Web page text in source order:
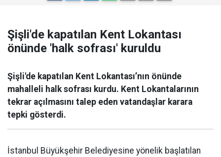
Şişli'de kapatılan Kent Lokantası
önünde 'halk sofrası' kuruldu
Şişli'de kapatılan Kent Lokantası’nın önünde
mahalleli halk sofrası kurdu. Kent Lokantalarının
tekrar açılmasını talep eden vatandaşlar karara
tepki gösterdi.
İstanbul Büyükşehir Belediyesine yönelik başlatılan